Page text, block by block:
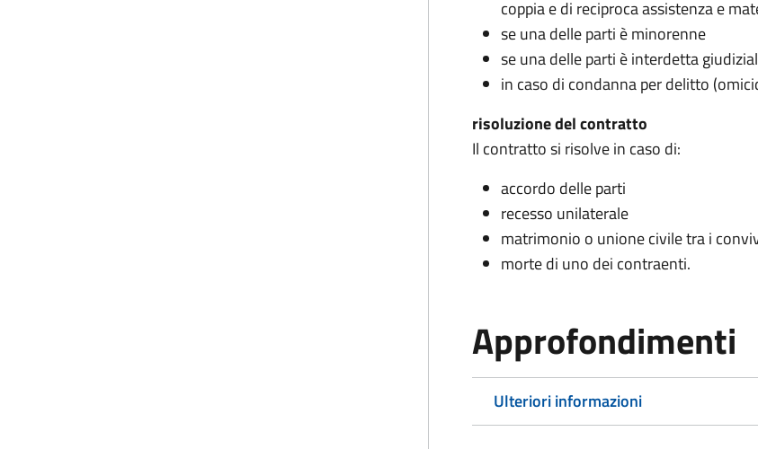
coppia e di reciproca assistenza e
se una delle parti è minorenne
se una delle parti è interdetta
in caso di condanna per delitto
risoluzione del contratto
Il contratto si risolve in caso di:
accordo delle parti
recesso unilaterale
matrimonio o unione civile tra i
morte di uno dei contraenti.
Approfondimenti
Ulteriori informazioni